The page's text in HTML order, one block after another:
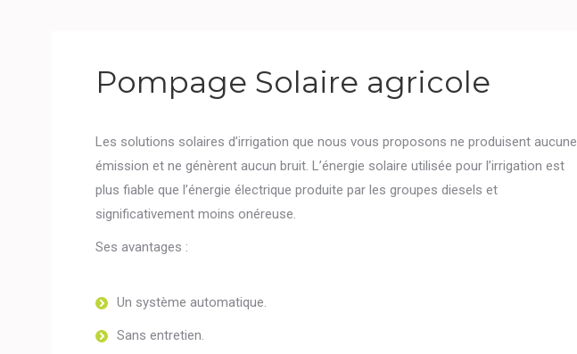
Pompage Solaire agricole
Les solutions solaires d’irrigation que nous vous proposons ne produisent aucune
émission et ne génèrent aucun bruit. L’énergie solaire utilisée pour l’irrigation est
plus fiable que l’énergie électrique produite par les groupes diesels et
significativement moins onéreuse.
Ses avantages :
Un système automatique.
Sans entretien.